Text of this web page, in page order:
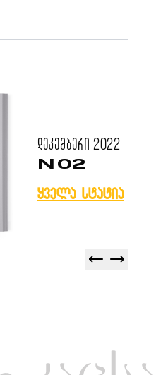
დეკემბერი 2022
N 02
ყველა სტატია